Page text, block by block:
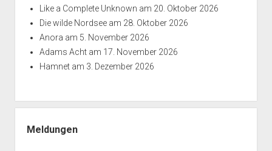
Like a Complete Unknown am 20. Oktober 2026
Die wilde Nordseeam 28. Oktober 2026
Anora am 5. November 2026
Adams Achtam 17. November 2026
Hamnetam 3. Dezember 2026
Meldungen